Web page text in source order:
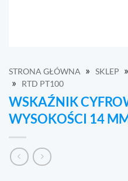
STRONA GŁÓWNA » SKLEP »
» RTD PT100
WSKAŹNIK
WYSOKOŚCI 14